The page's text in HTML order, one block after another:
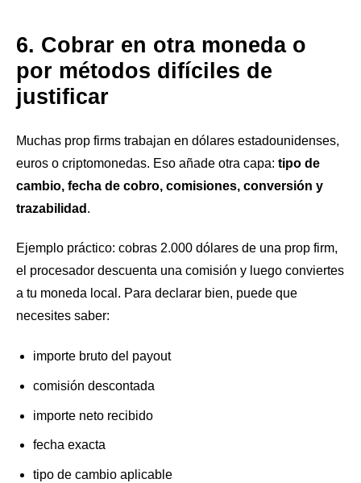
6. Cobrar en otra moneda o
por métodos difíciles de
justificar
Muchas prop firms trabajan en dólares estadounidenses,
euros o criptomonedas. Eso añade otra capa: tipo de
cambio, fecha de cobro, comisiones, conversión y
trazabilidad .
Ejemplo práctico: cobras 2.000 dólares de una prop firm,
el procesador descuenta una comisión y luego conviertes
a tu moneda local. Para declarar bien, puede que
necesites saber:
importe bruto del payout
comisión descontada
importe neto recibido
fecha exacta
tipo de cambio aplicable